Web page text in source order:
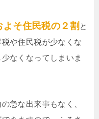
そ住民税の２割 と
や住民税が少なくな
なくなってしまいま
急な出来事もなく、